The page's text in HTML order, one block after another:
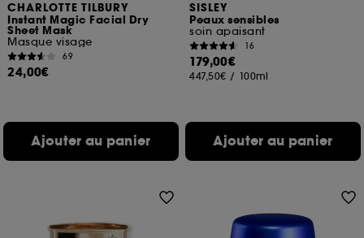
CHARLOTTE TILBURY
Instant Magic Facial Dry
Sheet Mask
Masque visage
69
24,00€
Ajouter au panier
SISLEY
Peaux sensibles
soin apaisant
16
179,00€
447,50€ / 100ml
Ajouter au panier